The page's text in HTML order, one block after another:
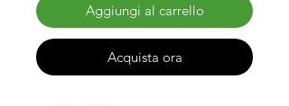
Aggiungi al carrello
Acquista ora